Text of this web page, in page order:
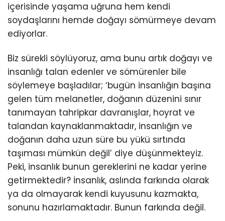
içerisinde yaşama uğruna hem kendi
soydaşlarını hemde doğayı sömürmeye devam
ediyorlar.
Biz sürekli söylüyoruz, ama bunu artık doğayı ve
insanlığı talan edenler ve sömürenler bile
söylemeye başladılar; ‘bugün insanlığın başına
gelen tüm melanetler, doğanın düzenini sınır
tanımayan tahripkar davranışlar, hoyrat ve
talandan kaynaklanmaktadır, insanlığın ve
doğanın daha uzun süre bu yükü sırtında
taşıması mümkün değil’ diye düşünmekteyiz.
Peki, insanlık bunun gereklerini ne kadar yerine
getirmektedir? İnsanlık, aslında farkında olarak
ya da olmayarak kendi kuyusunu kazmakta,
sonunu hazırlamaktadır. Bunun farkında değil.